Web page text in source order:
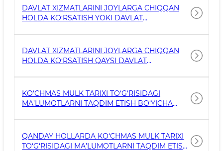
DAVLAT XIZMATLARINI JOYLARGA CHIQQAN
HOLDA KO‘RSATISH YOKI DAVLAT
YUBORISH UCHUN QANCHA MIQDORDA
TO‘LOV UNDIRILADI?
DAVLAT XIZMATLARINI JOYLARGA CHIQQAN
HOLDA KO‘RSATISH QAYSI DAVLAT
TATBIQ ETILMAYDI?
KO‘CHMAS MULK TARIXI TO‘G‘RISIDAGI
MA’LUMOTLARNI TAQDIM ETISH BO‘YICHA
QANCHA MIQDORIDA YIG‘IM UNDIRILADI?
QANDAY HOLLARDA KO‘CHMAS MULK TARIXI
TO‘G‘RISIDAGI MA’LUMOTLARNI TAQDIM ETISH